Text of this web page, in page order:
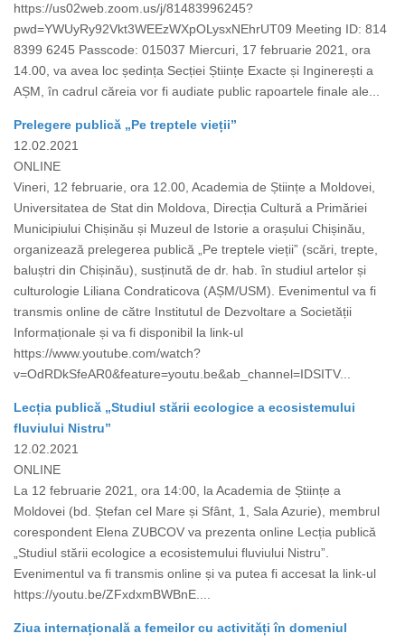
https://us02web.zoom.us/j/81483996245?
pwd=YWUyRy92Vkt3WEEzWXpOLysxNEhrUT09 Meeting ID: 814
8399 6245 Passcode: 015037 Miercuri, 17 februarie 2021, ora
14.00, va avea loc ședința Secției Științe Exacte și Inginerești a
AȘM, în cadrul căreia vor fi audiate public rapoartele finale ale...
Prelegere publică „Pe treptele vieții”
12.02.2021
ONLINE
Vineri, 12 februarie, ora 12.00, Academia de Științe a Moldovei,
Universitatea de Stat din Moldova, Direcția Cultură a Primăriei
Municipiului Chișinău și Muzeul de Istorie a orașului Chișinău,
organizează prelegerea publică „Pe treptele vieții” (scări, trepte,
baluștri din Chișinău), susținută de dr. hab. în studiul artelor și
culturologie Liliana Condraticova (AȘM/USM). Evenimentul va fi
transmis online de către Institutul de Dezvoltare a Societății
Informaționale și va fi disponibil la link-ul
https://www.youtube.com/watch?
v=OdRDkSfeAR0&feature=youtu.be&ab_channel=IDSITV...
Lecția publică „Studiul stării ecologice a ecosistemului
fluviului Nistru”
12.02.2021
ONLINE
La 12 februarie 2021, ora 14:00, la Academia de Științe a
Moldovei (bd. Ștefan cel Mare și Sfânt, 1, Sala Azurie), membrul
corespondent Elena ZUBCOV va prezenta online Lecția publică
„Studiul stării ecologice a ecosistemului fluviului Nistru”.
Evenimentul va fi transmis online și va putea fi accesat la link-ul
https://youtu.be/ZFxdxmBWBnE....
Ziua internațională a femeilor cu activități în domeniul